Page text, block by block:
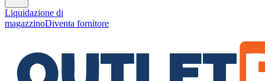
Liquidazione di
magazzinoDiventa fornitore